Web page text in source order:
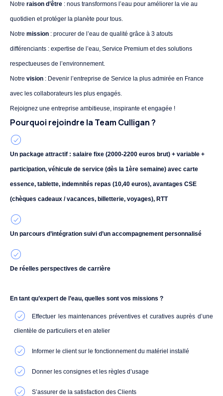
Notre raison d’être : nous transformons l’eau pour améliorer la vie au
quotidien et protéger la planète pour tous.
Notre mission : procurer de l’eau de qualité grâce à 3 atouts
différenciants : expertise de l’eau, Service Premium et des solutions
respectueuses de l’environnement.
Notre vision : Devenir l’entreprise de Service la plus admirée en France
avec les collaborateurs les plus engagés.
Rejoignez une entreprise ambitieuse, inspirante et engagée !
Pourquoi rejoindre la Team Culligan ?
Un package attractif : salaire fixe (2000-2200 euros brut) + variable +
participation, véhicule de service (dès la 1ère semaine) avec carte
essence, tablette, indemnités repas (10,40 euros), avantages CSE
(chèques cadeaux / vacances, billetterie, voyages), RTT
Un parcours d’intégration suivi d’un accompagnement personnalisé
De réelles perspectives de carrière
En tant qu’expert de l’eau, quelles sont vos missions ?
Effectuer les maintenances préventives et curatives auprès d’une
clientèle de particuliers et en atelier
Informer le client sur le fonctionnement du matériel installé
Donner les consignes et les règles d’usage
S’assurer de la satisfaction des Clients